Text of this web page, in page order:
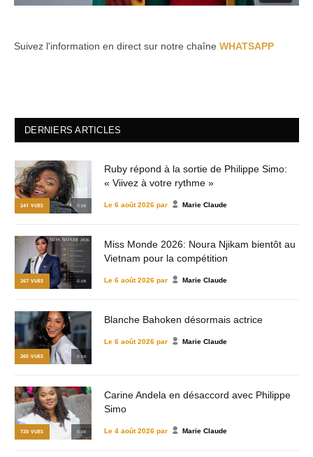
Suivez l'information en direct sur notre chaîne WHATSAPP
DERNIERS ARTICLES
241 VUES © DR
Ruby répond à la sortie de Philippe Simo:
« Viivez à votre rythme »
Le 6 août 2026 par Marie Claude
267 VUES © DR
Miss Monde 2026: Noura Njikam bientôt au
Vietnam pour la compétition
Le 6 août 2026 par Marie Claude
265 VUES © DR
Blanche Bahoken désormais actrice
Le 6 août 2026 par Marie Claude
720 VUES © DR
Carine Andela en désaccord avec Philippe
Simo
Le 4 août 2026 par Marie Claude